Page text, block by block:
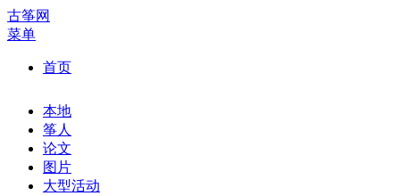
古筝网
菜单
首页
本地
筝人
论文
图片
大型活动